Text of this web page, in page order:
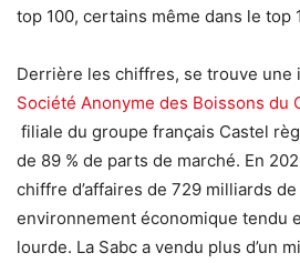
top 100, certains même dans le top
Derrière les chiffres, se trouve une
Société Anonyme des Boissons du
filiale du groupe français Castel
de 89 % de parts de marché. En
chiffre d’affaires de 729 milliards
environnement économique tendu
lourde. La Sabc a vendu plus d’un